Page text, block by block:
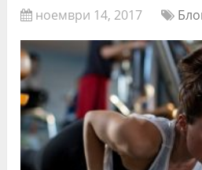
ноември 14, 2017